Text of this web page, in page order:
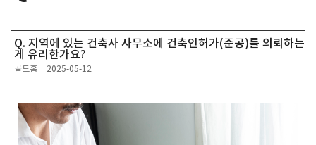
Q. 지역에 있는 건축사 사무소에 건축인허가(준공)를 의뢰하는
게 유리한가요?
골드홈 2025-05-12